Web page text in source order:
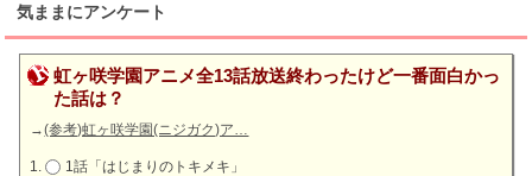
気ままにアンケート
虹ヶ咲学園アニメ全13話放送終わったけど一番面白かっ
た話は？
→(参考)虹ヶ咲学園(ニジガク)ア…
1話「はじまりのトキメキ」